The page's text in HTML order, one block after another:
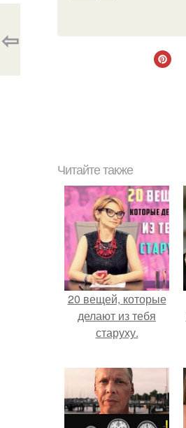
⇦
Читайте также
20 вещей, которые
делают из тебя
старуху.